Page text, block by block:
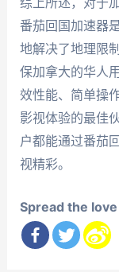
番茄回国加速器
地解决了地理限
保加拿大的华人
效性能、简单操
影视体验的最佳
户都能通过番茄
视精彩。
Spread the love